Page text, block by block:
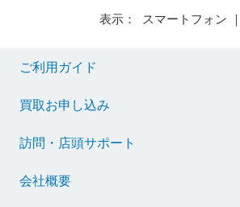
表示： スマートフォン ｜
ご利用ガイド
買取お申し込み
訪問・店頭サポート
会社概要